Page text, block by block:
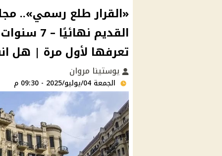
«القرار طلع رسمي»..
القديم
تعرفها لأول مرة | هل
يوستينا مروان
الجمعة 04/يوليو/2025 - 09:30 م